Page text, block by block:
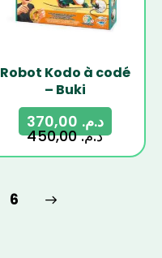
Robot Kodo à codé
– Buki
د.م.450,00
د.م.
6